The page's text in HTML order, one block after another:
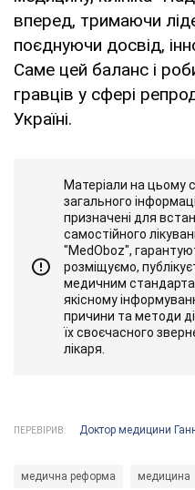
вперед, тримаючи
поєднуючи досвід,
Саме цей баланс і
гравців у сфері
Україні.
Матеріали на цьому
загального
призначені для
самостійного
"MedOboz",
розміщуємо,
медичним
якісному
причини та методи
їх своєчасного
лікаря.
ПЕРЕВІРИВ: Доктор медицини
медична реформа медицина